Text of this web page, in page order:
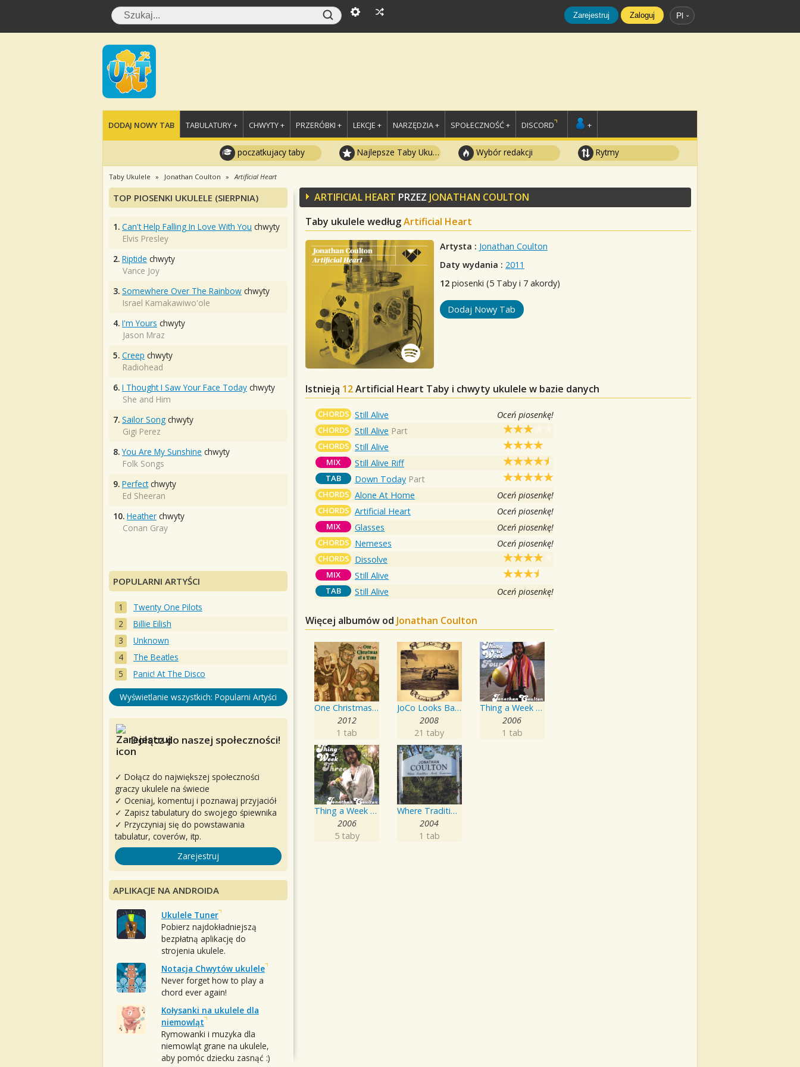
Zarejestruj Zaloguj Pl
DODAJ NOWY TAB TABULATURY + CHWYTY + PRZERÓBKI + LEKCJE + NARZĘDZIA + SPOŁECZNOŚĆ + DISCORD +
poczatkujacy taby Najlepsze Taby Ukulele Wybór redakcji Rytmy
Taby Ukulele Jonathan Coulton Artificial Heart
ARTIFICIAL HEART PRZEZ JONATHAN COULTON
Taby ukulele wedługArtificial Heart
Artysta : Jonathan Coulton
Daty wydania : 2011
12 piosenki (5 Taby i 7 akordy)
Dodaj Nowy Tab
Istnieją 12Artificial Heart Taby i chwyty ukulele w bazie danych
CHORDS Still Alive Oceń piosenkę!
CHORDS Still Alive Part
CHORDS Still Alive
MIX Still Alive Riff
TAB Down Today Part
CHORDS Alone At Home Oceń piosenkę!
CHORDS Artificial Heart Oceń piosenkę!
MIX Glasses Oceń piosenkę!
CHORDS Nemeses Oceń piosenkę!
CHORDS Dissolve
MIX Still Alive
TAB Still Alive Oceń piosenkę!
Więcej albumów od Jonathan Coulton
One Christmas At a Time
2012
1 tab
JoCo Looks Back
2008
21 taby
Thing a Week Four
2006
1 tab
Thing a Week Three
2006
5 taby
Where Tradition Meets Tomorrow
2004
1 tab
TOP PIOSENKI UKULELE (SIERPNIA)
1. Can't Help Falling In Love With You chwyty
Elvis Presley
2. Riptide chwyty
Vance Joy
3. Somewhere Over The Rainbow chwyty
Israel Kamakawiwo'ole
4. I'm Yours chwyty
Jason Mraz
5. Creep chwyty
Radiohead
6. I Thought I Saw Your Face Today chwyty
She and Him
7. Sailor Song chwyty
Gigi Perez
8. You Are My Sunshine chwyty
Folk Songs
9. Perfectchwyty
Ed Sheeran
10. Heather chwyty
Conan Gray
POPULARNI ARTYŚCI
Twenty One Pilots
Billie Eilish
Unknown
The Beatles
Panic! At The Disco
Wyświetlanie wszystkich: Popularni Artyści
Dołącz do naszej społeczności!
✓ Dołącz do największej społeczności
graczy ukulele na świecie
✓ Oceniaj, komentuj i poznawaj przyjaciół
✓ Zapisz tabulatury do swojego śpiewnika
✓ Przyczyniaj się do powstawania
tabulatur, coverów, itp.
Zarejestruj
APLIKACJE NA ANDROIDA
Ukulele Tuner
Pobierz najdokładniejszą
bezpłatną aplikację do
strojenia ukulele.
Notacja Chwytów ukulele
Never forget how to play a
chord ever again!
Kołysanki na ukulele dla
niemowląt
Rymowanki i muzyka dla
niemowląt grane na ukulele,
aby pomóc dziecku zasnąć :)